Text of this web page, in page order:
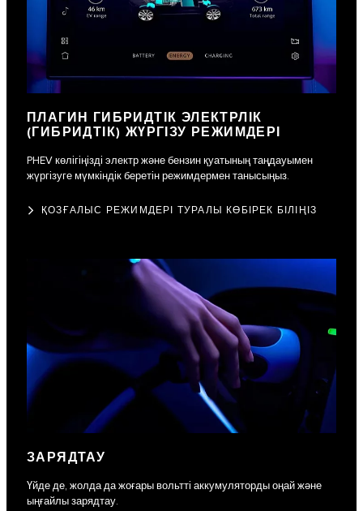
ПЛАГИН ГИБРИДТІК ЭЛЕКТРЛІК
(ГИБРИДТІК) ЖҮРГІЗУ РЕЖИМДЕРІ
PHEV көлігіңізді электр және бензин қуатының таңдауымен
жүргізуге мүмкіндік беретін режимдермен танысыңыз.
ҚОЗҒАЛЫС РЕЖИМДЕРІ ТУРАЛЫ КӨБІРЕК БІЛІҢІЗ
ЗАРЯДТАУ
Үйде де, жолда да жоғары вольтті аккумуляторды оңай және
ыңғайлы зарядтау.